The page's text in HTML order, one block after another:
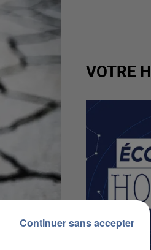
VOTRE
Continuer sans accepter